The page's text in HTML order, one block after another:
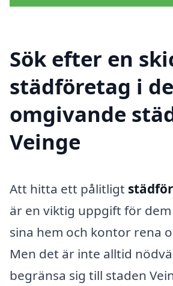
Sök efter en
städföretag i de
omgivande
Veinge
Att hitta ett pålitligt
är en viktig uppgift för dem
sina hem och kontor rena
Men det är inte alltid
begränsa sig till staden